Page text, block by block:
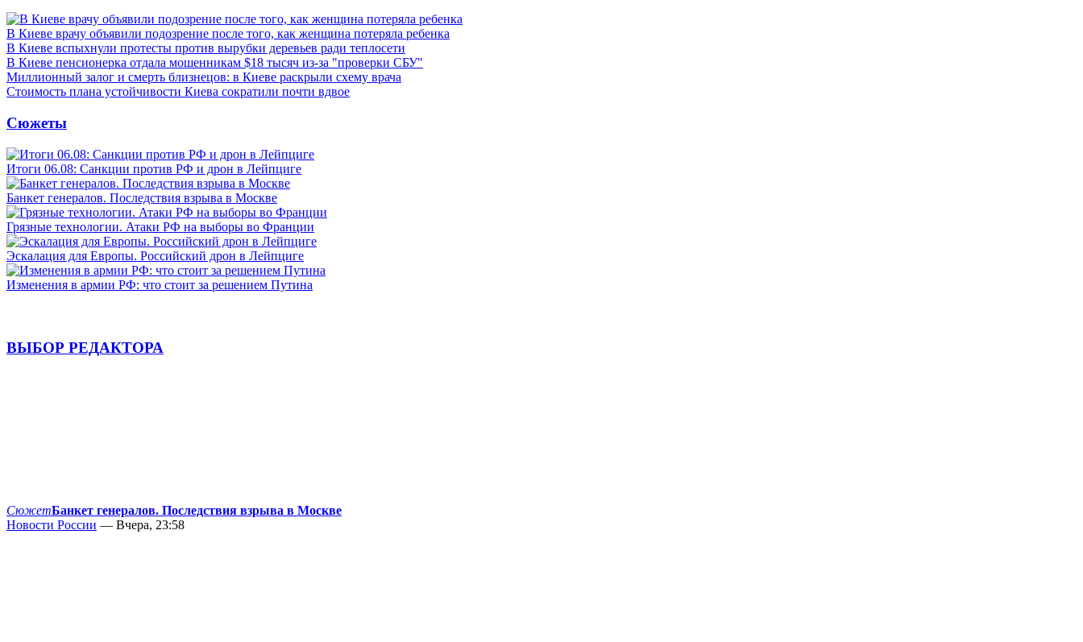
В Киеве врачу объявили подозрение после того, как женщина потеряла ребенка
В Киеве вспыхнули протесты против вырубки деревьев ради теплосети
В Киеве пенсионерка отдала мошенникам $18 тысяч из-за "проверки СБУ"
Миллионный залог и смерть близнецов: в Киеве раскрыли схему врача
Стоимость плана устойчивости Киева сократили почти вдвое
Сюжеты
Итоги 06.08: Санкции против РФ и дрон в Лейпциге
Банкет генералов. Последствия взрыва в Москве
Грязные технологии. Атаки РФ на выборы во Франции
Эскалация для Европы. Российский дрон в Лейпциге
Изменения в армии РФ: что стоит за решением Путина
ВЫБОР РЕДАКТОРА
СюжетБанкет генералов. Последствия взрыва в Москве
Новости России — Вчера, 23:58